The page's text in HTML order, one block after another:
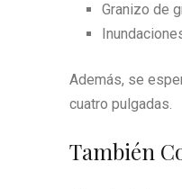
Granizo de
Además, se
cuatro pulgadas.
También